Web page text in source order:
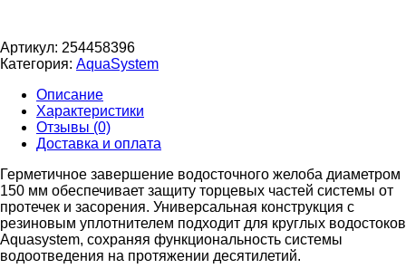
Артикул: 254458396
Категория: AquaSystem
Описание
Характеристики
Отзывы (0)
Доставка и оплата
Герметичное завершение водосточного желоба диаметром
150 мм обеспечивает защиту торцевых частей системы от
протечек и засорения. Универсальная конструкция с
резиновым уплотнителем подходит для круглых водостоков
Aquasystem, сохраняя функциональность системы
водоотведения на протяжении десятилетий.